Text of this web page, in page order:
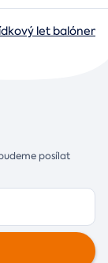
let balónem
posílat